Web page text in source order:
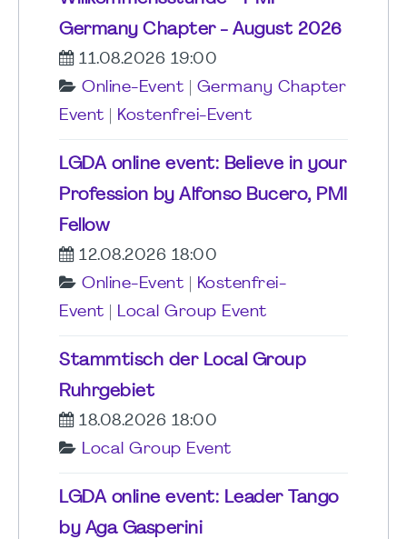
Germany Chapter - August 2026
11.08.2026 19:00
Online-Event
Germany Chapter
Event
Kostenfrei-Event
LGDA online event: Believe in your
Profession by Alfonso Bucero, PMI
Fellow
12.08.2026 18:00
Online-Event
Kostenfrei-
Event
Local Group Event
Stammtisch der Local Group
Ruhrgebiet
18.08.2026 18:00
Local Group Event
LGDA online event: Leader Tango
by Aga Gasperini